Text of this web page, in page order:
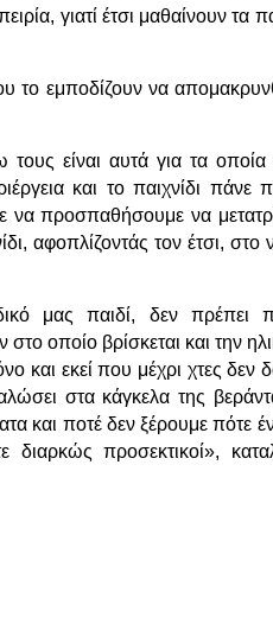
γιατί έτσι μαθαίνουν τα
το εμποδίζουν να
είναι αυτά για τα οποία
και το παιχνίδι πάνε
να προσπαθήσουμε να
αφοπλίζοντάς τον έτσι, στο
μας παιδί, δεν πρέπει
οποίο βρίσκεται και την
και εκεί που μέχρι χτες δεν
στα κάγκελα της
και ποτέ δεν ξέρουμε πότε
προσεκτικοί»,